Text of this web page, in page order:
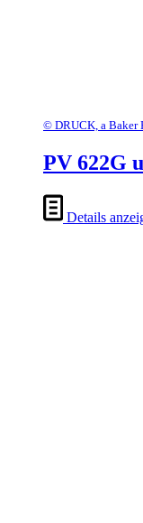
© DRUCK, a Baker
PV 622G
Details